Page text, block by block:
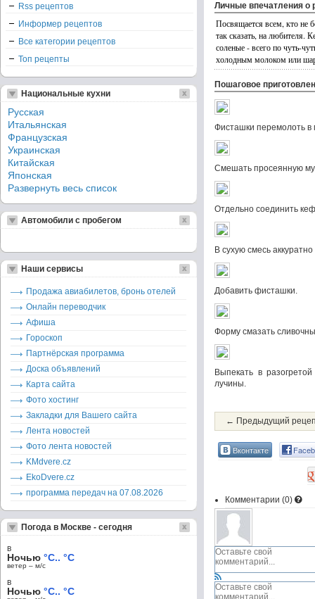
Личные впечатления о
Посвящается всем, кто не
так сказать, на любителя.
соленые - всего по чуть-
холодным молоком или
Пошаговое
Фисташки перемолоть в
Смешать просеянную
Отдельно соединить
В сухую смесь
Добавить фисташки.
Форму смазать
Выпекать в
лучины.
← Предыдущий
Вконтакте
Комментарии (0)
Rss рецептов
Информер рецептов
Все категории рецептов
Топ рецепты
Национальные кухни
Русская
Итальянская
Французская
Украинская
Китайская
Японская
Развернуть весь список
Автомобили с пробегом
Наши сервисы
Продажа авиабилетов, бронь отелей
Онлайн переводчик
Афиша
Гороскоп
Партнёрская программа
Доска объявлений
Карта сайта
Фото хостинг
Закладки для Вашего сайта
Лента новостей
Фото лента новостей
KMdvere.cz
EkoDvere.cz
программа передач на 07.08.2026
Погода в Москве - сегодня
в
Ночью °C.. °C
ветер – м/c
в
Ночью °C.. °C